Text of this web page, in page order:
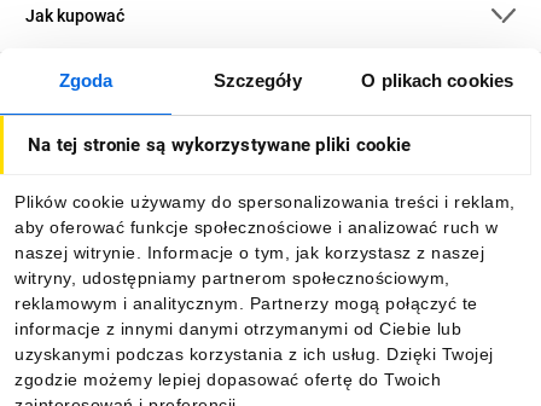
Zgoda Szczegóły O plikach cookies
Na tej stronie są wykorzystywane pliki cookie
Plików cookie używamy do spersonalizowania treści i reklam,
aby oferować funkcje społecznościowe i analizować ruch w
naszej witrynie. Informacje o tym, jak korzystasz z naszej
witryny, udostępniamy partnerom społecznościowym,
reklamowym i analitycznym. Partnerzy mogą połączyć te
informacje z innymi danymi otrzymanymi od Ciebie lub
uzyskanymi podczas korzystania z ich usług. Dzięki Twojej
zgodzie możemy lepiej dopasować ofertę do Twoich
Jak kupować
O firmie
Informacje
Pobierz naszą aplikację mobilną: